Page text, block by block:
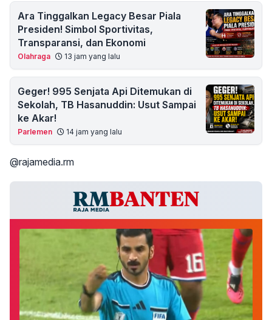
Ara Tinggalkan Legacy Besar Piala
Presiden! Simbol Sportivitas,
Transparansi, dan Ekonomi
Olahraga 13 jam yang lalu
Geger! 995 Senjata Api Ditemukan di
Sekolah, TB Hasanuddin: Usut Sampai
ke Akar!
Parlemen 14 jam yang lalu
@rajamedia.rm